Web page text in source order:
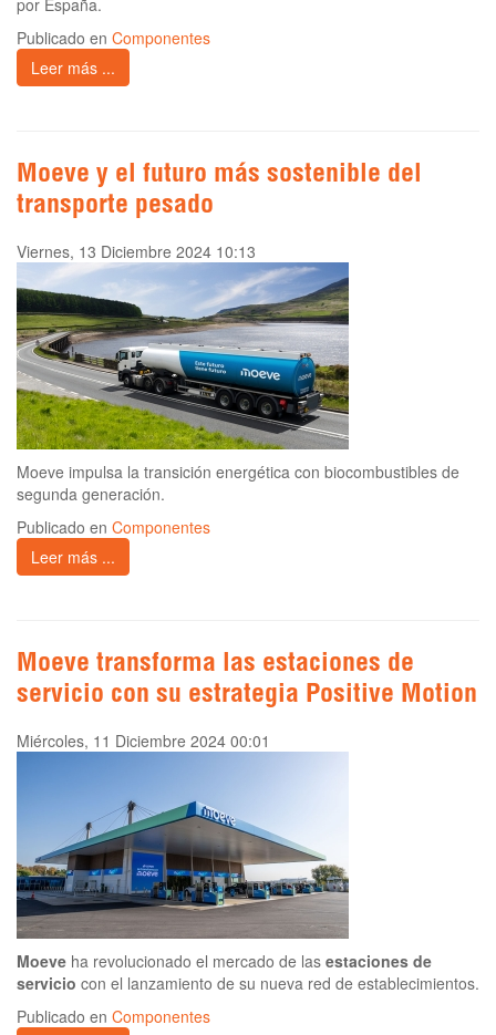
por España.
Publicado en Componentes
Leer más ...
Moeve y el futuro más sostenible del
transporte pesado
Viernes, 13 Diciembre 2024 10:13
Moeve impulsa la transición energética con biocombustibles de
segunda generación.
Publicado en Componentes
Leer más ...
Moeve transforma las estaciones de
servicio con su estrategia Positive Motion
Miércoles, 11 Diciembre 2024 00:01
Moeve ha revolucionado el mercado de las estaciones de
servicio con el lanzamiento de su nueva red de establecimientos.
Publicado en Componentes